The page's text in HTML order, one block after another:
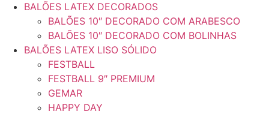
BALÕES LATEX DECORADOS
BALÕES 10″ DECORADO COM ARABESCO
BALÕES 10″ DECORADO COM BOLINHAS
BALÕES LATEX LISO SÓLIDO
FESTBALL
FESTBALL 9″ PREMIUM
GEMAR
HAPPY DAY